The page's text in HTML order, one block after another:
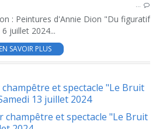
…
: Peintures d'Annie Dion "Du figuratif
juillet 2024...
EN SAVOIR PLUS
et spectacle "Le Bruit
13 juillet 2024